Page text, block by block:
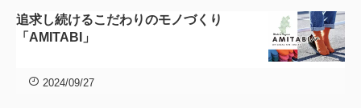
追求し続けるこだわりのモノづくり
「AMITABI」
2024/09/27